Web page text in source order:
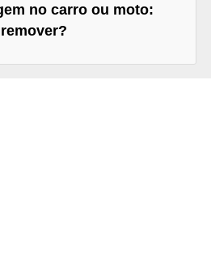
no carro ou moto: